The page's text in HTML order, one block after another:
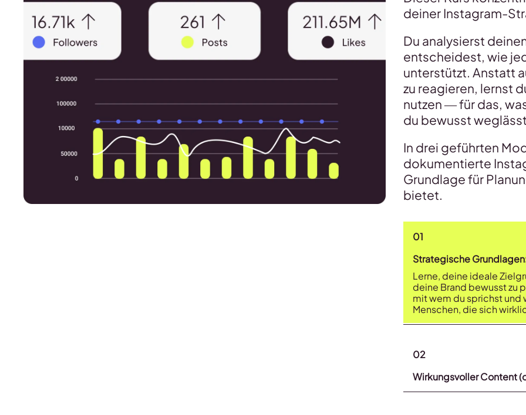
deiner Instagram-
Du analysierst
entscheidest, wie
unterstützt. Anstatt
zu reagieren, lernst
nutzen — für das,
du bewusst
In drei geführten
dokumentierte
Grundlage für
bietet.
01
Strategische
Lerne, deine ideale
deine Brand bewusst zu
mit wem du sprichst und
Menschen, die sich
02
Wirkungsvoller Content